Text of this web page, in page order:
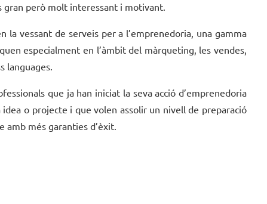
però molt interessant i motivant.
la vessant de serveis per a l’emprenedoria, una gamma
especialment en l’àmbit del màrqueting, les vendes,
languages.
que ja han iniciat la seva acció d’emprenedoria
o projecte i que volen assolir un nivell de preparació
amb més garanties d’èxit.